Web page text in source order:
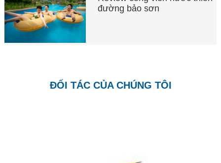
đường bảo sơn
ĐỐI TÁC CỦA CHÚNG TÔI